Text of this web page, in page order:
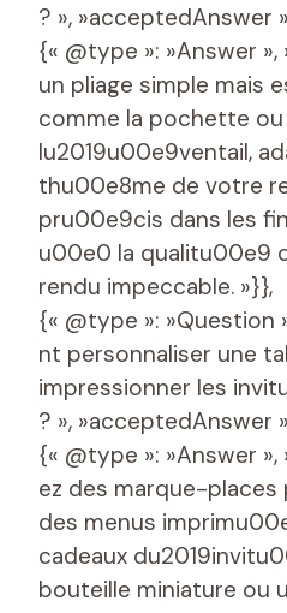
? », »acceptedAnswer
{« @type »: »Answer
un pliage simple mais
comme la pochette ou
lu2019u00e9ventail,
thu00e8me de votre
pru00e9cis dans les
u00e0 la qualitu00e9
rendu impeccable. »}},
{« @type »: »Question
nt personnaliser une
impressionner les
? », »acceptedAnswer
{« @type »: »Answer
ez des marque-
des menus
cadeaux
bouteille miniature ou